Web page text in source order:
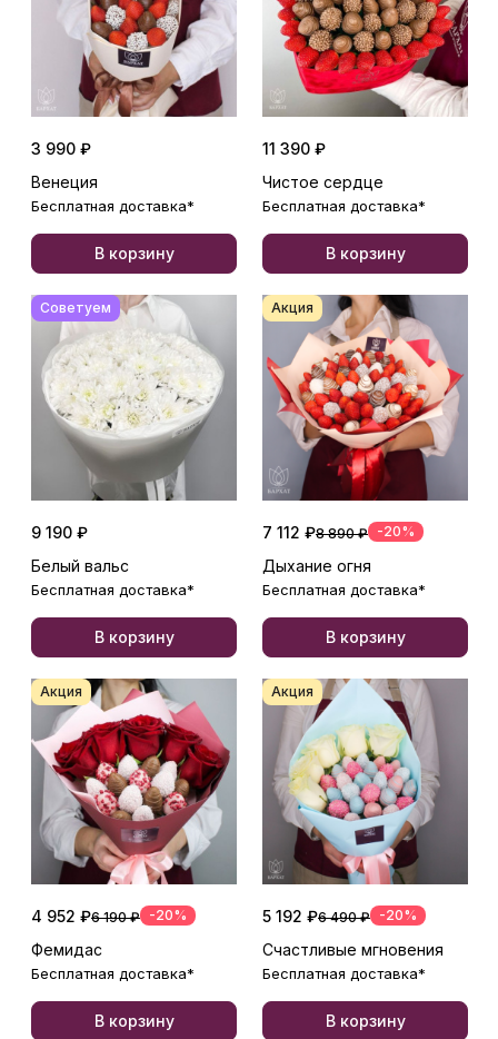
3 990 ₽
Венеция
Бесплатная доставка*
В корзину
11 390 ₽
Чистое сердце
Бесплатная доставка*
В корзину
Советуем
9 190 ₽
Белый вальс
Бесплатная доставка*
В корзину
Акция
7 112 ₽8 890 ₽ -20%
Дыхание огня
Бесплатная доставка*
В корзину
Акция
4 952 ₽6 190 ₽ -20%
Фемидас
Бесплатная доставка*
В корзину
Акция
5 192 ₽6 490 ₽ -20%
Счастливые мгновения
Бесплатная доставка*
В корзину